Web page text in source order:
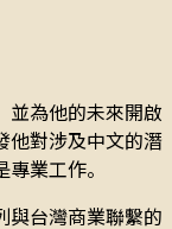
並為他的未來開啟
他對涉及中文的潛
業工作。
與台灣商業聯繫的